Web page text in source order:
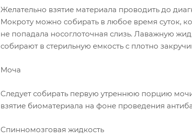
Желательно взятие материала проводить до
Мокроту можно собирать в любое время суток,
не попадала носоглоточная слизь. Лаважную
собирают в стерильную емкость с плотно
Моча
Следует собирать первую утреннюю порцию
взятие биоматериала на фоне проведения
Спинномозговая жидкость